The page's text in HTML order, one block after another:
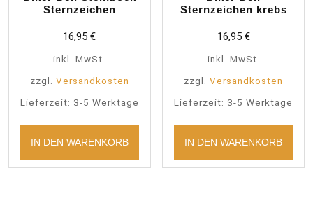
Sternzeichen
16,95€
inkl. MwSt.
zzgl. Versandkosten
Lieferzeit: 3-5 Werktage
IN DEN WARENKORB
Sternzeichen krebs
16,95 €
inkl. MwSt.
zzgl.Versandkosten
Lieferzeit: 3-5 Werktage
IN DEN WARENKORB